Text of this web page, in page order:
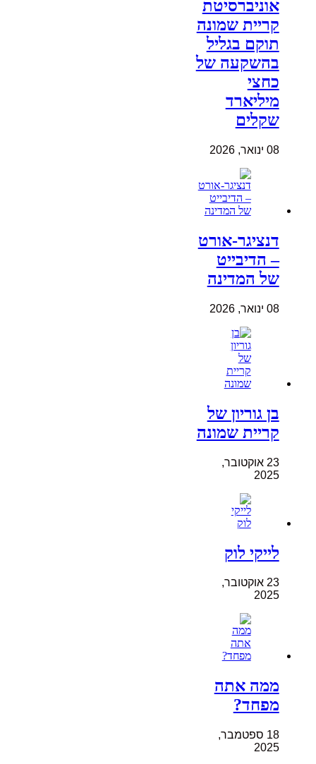
אוניברסיטת
קריית שמונה
תוקם בגליל
בהשקעה של
כחצי
מיליארד
שקלים
08 ינואר, 2026
דנציגר-אורט
– הדיבייט
של המדינה
08 ינואר, 2026
בן גוריון של
קריית שמונה
23 אוקטובר,
2025
לייקי לוק
23 אוקטובר,
2025
ממה אתה
מפחד?
18 ספטמבר,
2025